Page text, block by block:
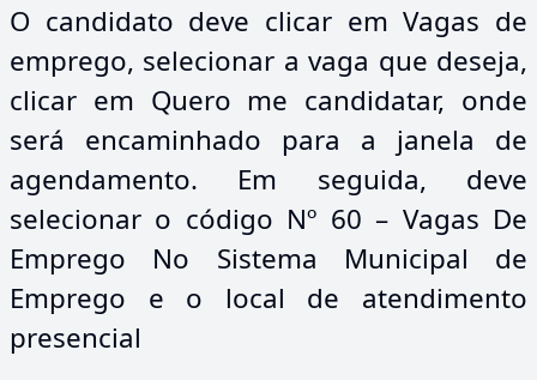
O candidato deve clicar em Vagas de
emprego, selecionar a vaga que deseja,
clicar em Quero me candidatar, onde
será encaminhado para a janela de
agendamento. Em seguida, deve
selecionar o código Nº 60 – Vagas De
Emprego No Sistema Municipal de
Emprego e o local de atendimento
presencial